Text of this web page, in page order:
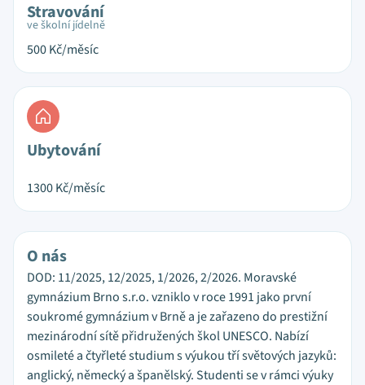
Stravování
ve školní jídelně
500Kč/měsíc
Ubytování
1300Kč/měsíc
O nás
DOD: 11/2025, 12/2025, 1/2026, 2/2026. Moravské
gymnázium Brno s.r.o. vzniklo v roce 1991 jako první
soukromé gymnázium v Brně a je zařazeno do prestižní
mezinárodní sítě přidružených škol UNESCO. Nabízí
osmileté a čtyřleté studium s výukou tří světových jazyků:
anglický, německý a španělský. Studenti se v rámci výuky